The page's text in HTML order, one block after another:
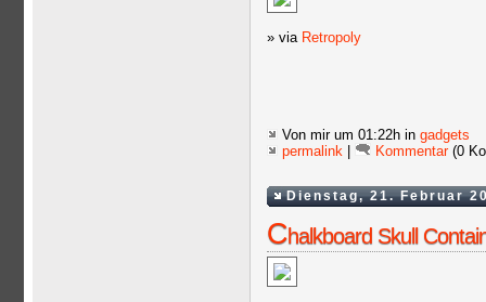
» via Retropoly
Von mir um 01:22h in gadgets
permalink
Kommentar(0
Dienstag, 21. Februar
Chalkboard Skull